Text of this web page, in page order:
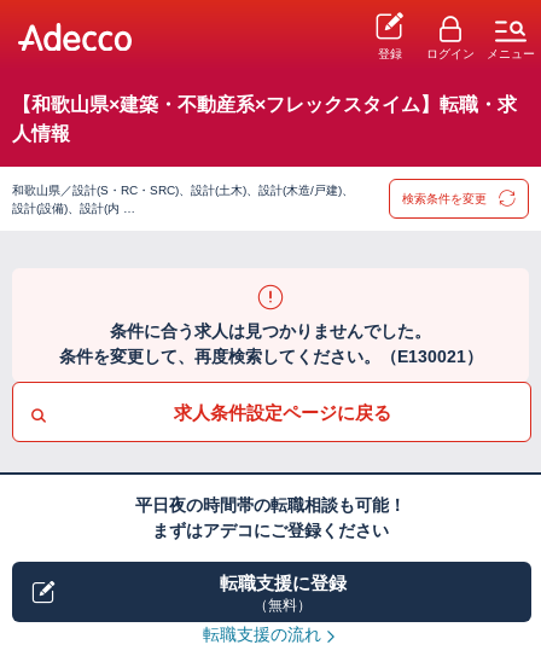
登録 ログイン メニュー
【和歌山県×建築・不動産系×フレックスタイム】転職・求
人情報
和歌山県／設計(S・RC・SRC)、設計(土木)、設計(木造/戸建)、
設計(設備)、設計(内 …
検索条件を変更
条件に合う求人は見つかりませんでした。
条件を変更して、再度検索してください。（E130021）
求人条件設定ページに戻る
平日夜の時間帯の転職相談も可能！
まずはアデコにご登録ください
転職支援に登録
（無料）
転職支援の流れ